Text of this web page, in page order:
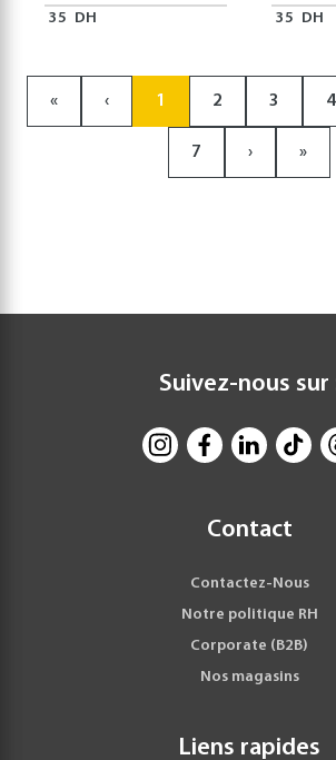
35 DH 35 DH
« ‹ 1 2 3 4
7 › »
Suivez-nous sur
Contact
Contactez-Nous
Notre politique RH
Corporate (B2B)
Nos magasins
Liens rapides